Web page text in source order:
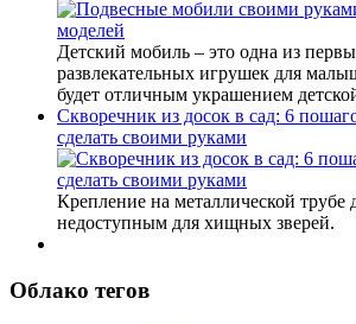
Детский мобиль – это одна из
развлекательных игрушек для
будет отличным украшением
Скворечник из досок в сад: 6
сделать своими руками
Крепление на металлической трубе
недоступным для хищных зверей.
Облако тегов